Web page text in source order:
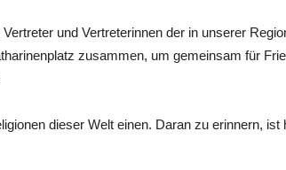
und Vertreterinnen der in unserer
zusammen, um gemeinsam für
dieser Welt einen. Daran zu erinnern, ist